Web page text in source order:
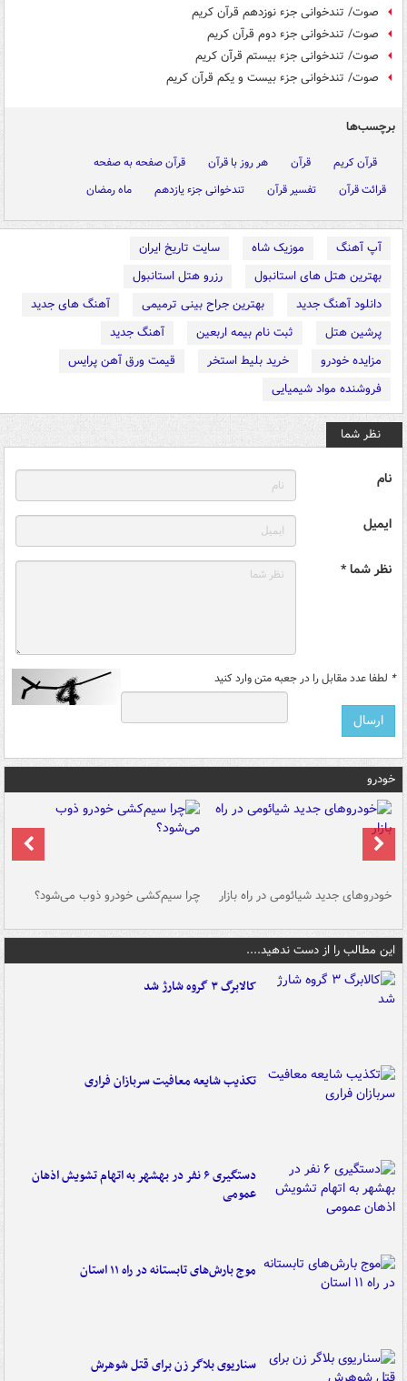
صوت/ تندخوانی جزء نوزدهم قرآن کریم
صوت/ تندخوانی جزء دوم قرآن کریم
صوت/ تندخوانی جزء بیستم قرآن کریم
صوت/ تندخوانی جزء بیست و یکم قرآن کریم
برچسب‌ها
قرآن کریم قرآن هر روز با قرآن
قرآن صفحه به صفحه
قرائت قرآن
تفسیر قرآن تندخوانی جزء یازدهم ماه رمضان
آپ آهنگ موزیک شاه
سایت تاریخ ایران
بهترین هتل های استانبول
رزرو هتل استانبول
دانلود آهنگ جدید
بهترین جراح بینی ترمیمی
آهنگ های جدید
پرشین هتل
ثبت نام بیمه اربعین
آهنگ جدید
مزایده خودرو
خرید بلیط استخر
قیمت ورق آهن پرایس
فروشنده مواد شیمیایی
نظر شما
نام
ایمیل
نظر شما *
* لطفا عدد مقابل را در جعبه متن وارد کنید
خودرو
خودروهای جدید شیائومی در راه بازار چرا سیم‌کشی خودرو ذوب می‌شود؟
این مطالب را از دست ندهید....
کالابرگ ۳ گروه شارژ شد
تکذیب شایعه معافیت سربازان فراری
دستگیری ۶ نفر در بهشهر به اتهام تشویش اذهان
عمومی
موج بارش‌های تابستانه در راه ۱۱ استان
سناریوی بلاگر زن برای قتل شوهرش